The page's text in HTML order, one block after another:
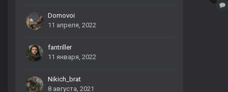
Domovoi
11 апреля, 2022
fantriller
11 января, 2022
Nikich_brat
8 августа, 2021